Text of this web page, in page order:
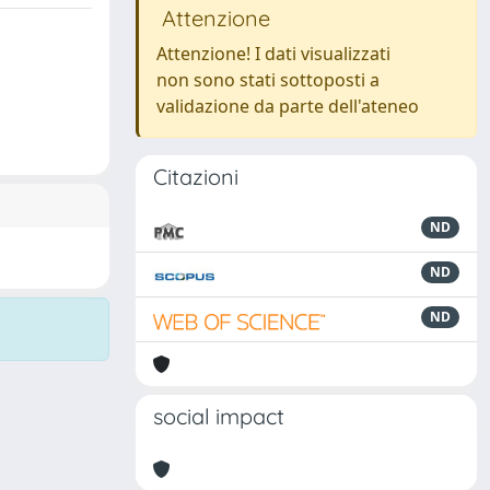
Attenzione
Attenzione! I dati visualizzati
non sono stati sottoposti a
validazione da parte dell'ateneo
Citazioni
ND
ND
ND
social impact